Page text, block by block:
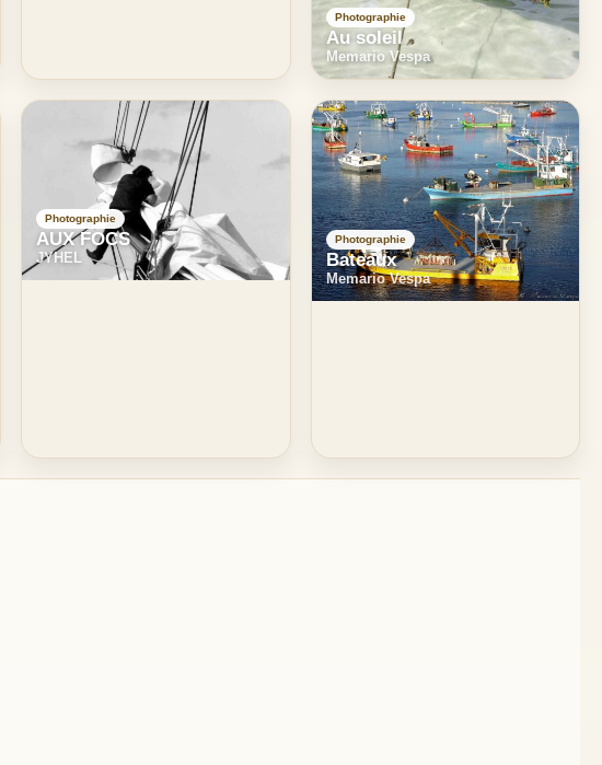
Photographie
Au soleil
Memario Vespa
Photographie
AUX FOCS
JYHEL
Photographie
Bateaux
Memario Vespa